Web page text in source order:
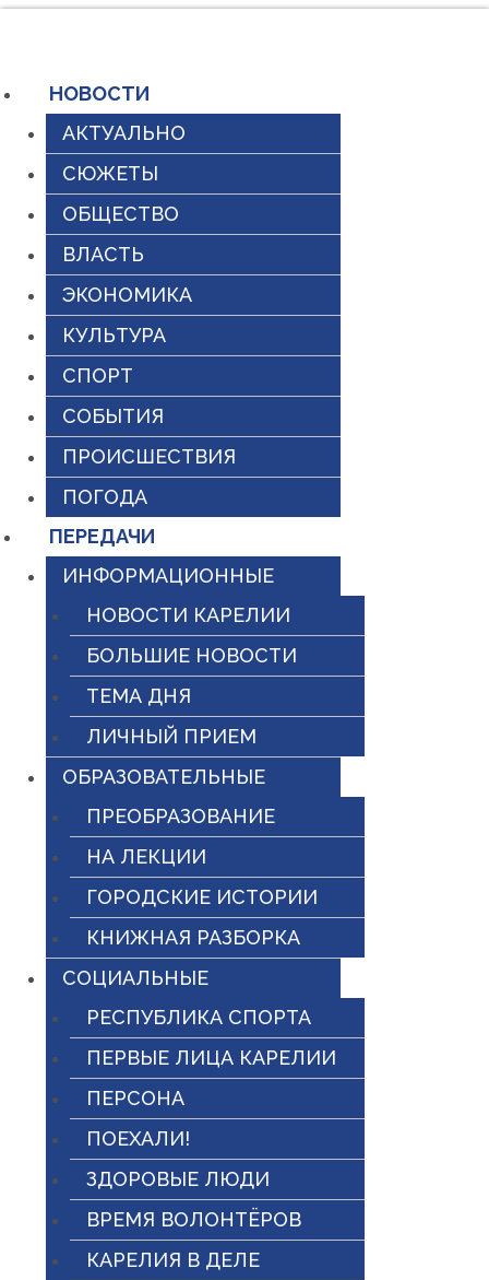
содержимому
НОВОСТИ
АКТУАЛЬНО
СЮЖЕТЫ
ОБЩЕСТВО
ВЛАСТЬ
ЭКОНОМИКА
КУЛЬТУРА
СПОРТ
СОБЫТИЯ
ПРОИСШЕСТВИЯ
ПОГОДА
ПЕРЕДАЧИ
ИНФОРМАЦИОННЫЕ
НОВОСТИ КАРЕЛИИ
БОЛЬШИЕ НОВОСТИ
ТЕМА ДНЯ
ЛИЧНЫЙ ПРИЕМ
ОБРАЗОВАТЕЛЬНЫЕ
ПРЕОБРАЗОВАНИЕ
НА ЛЕКЦИИ
ГОРОДСКИЕ ИСТОРИИ
КНИЖНАЯ РАЗБОРКА
СОЦИАЛЬНЫЕ
РЕСПУБЛИКА СПОРТА
ПЕРВЫЕ ЛИЦА КАРЕЛИИ
ПЕРСОНА
ПОЕХАЛИ!
ЗДОРОВЫЕ ЛЮДИ
ВРЕМЯ ВОЛОНТЁРОВ
КАРЕЛИЯ В ДЕЛЕ